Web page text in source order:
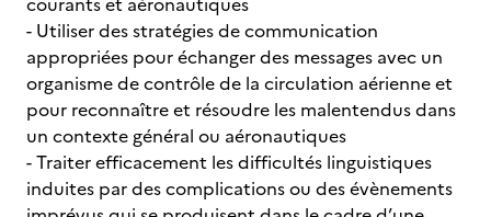
- Utiliser des stratégies de communication
appropriées pour échanger des messages avec un
organisme de contrôle de la circulation aérienne et
pour reconnaître et résoudre les malentendus dans
un contexte général ou aéronautiques
- Traiter efficacement les difficultés linguistiques
induites par des complications ou des évènements